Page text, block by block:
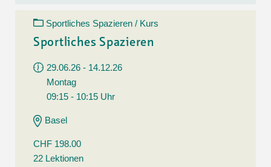
Sportliches Spazieren / Kurs
Sportliches Spazieren
29.06.26 - 14.12.26
Montag
09:15 - 10:15 Uhr
Basel
CHF 198.00
22 Lektionen